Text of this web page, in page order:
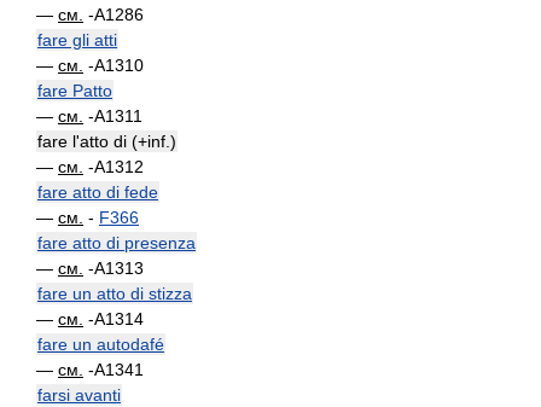
— см. -A1286
fare gli atti
— см. -A1310
fare Patto
— см. -A1311
fare l'atto di (+inf.)
— см. -A1312
fare atto di fede
— см. - F366
fare atto di presenza
— см. -A1313
fare un atto di stizza
— см. -A1314
fare un autodafé
— см. -A1341
farsi avanti